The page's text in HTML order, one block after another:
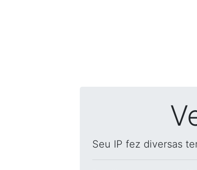
Seu IP fez diversas